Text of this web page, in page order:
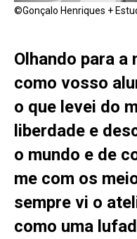
©Gonçalo Henriques +
Olhando para a
como vosso
o que levei do
liberdade e
o mundo e de
me com os
sempre vi o
como uma